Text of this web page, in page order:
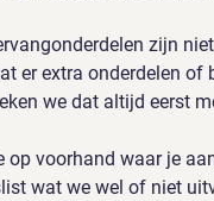
zijn
er extra onderdelen
we dat altijd eerst
op voorhand waar je
wat we wel of niet